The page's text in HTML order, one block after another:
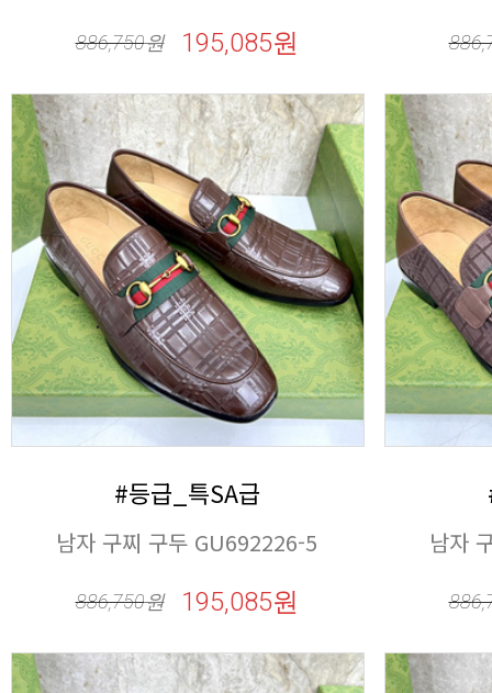
886,750원 195,085원
#등급_특SA급
남자 구찌 구두 GU692226-5
886,750원 195,085원
남자